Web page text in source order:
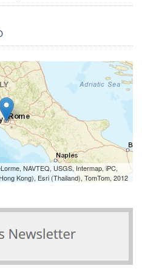
NAVTEQ, USGS, Intermap, iPC,
Kong), Esri (Thailand), TomTom, 2012